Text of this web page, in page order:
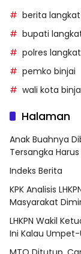
berita
bupati
polres langkat
pemko binjai
wali kota
Halaman
Anak Buahnya
Tersangka
Indeks Berita
KPK Analisis
Masyarakat
LHKPN Wakil
Ini Kalau